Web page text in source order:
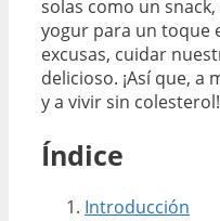
solas como un
yogur para un toque
excusas, cuidar
delicioso. ¡Así que, a
y a vivir sin colesterol!
Índice
Introducción